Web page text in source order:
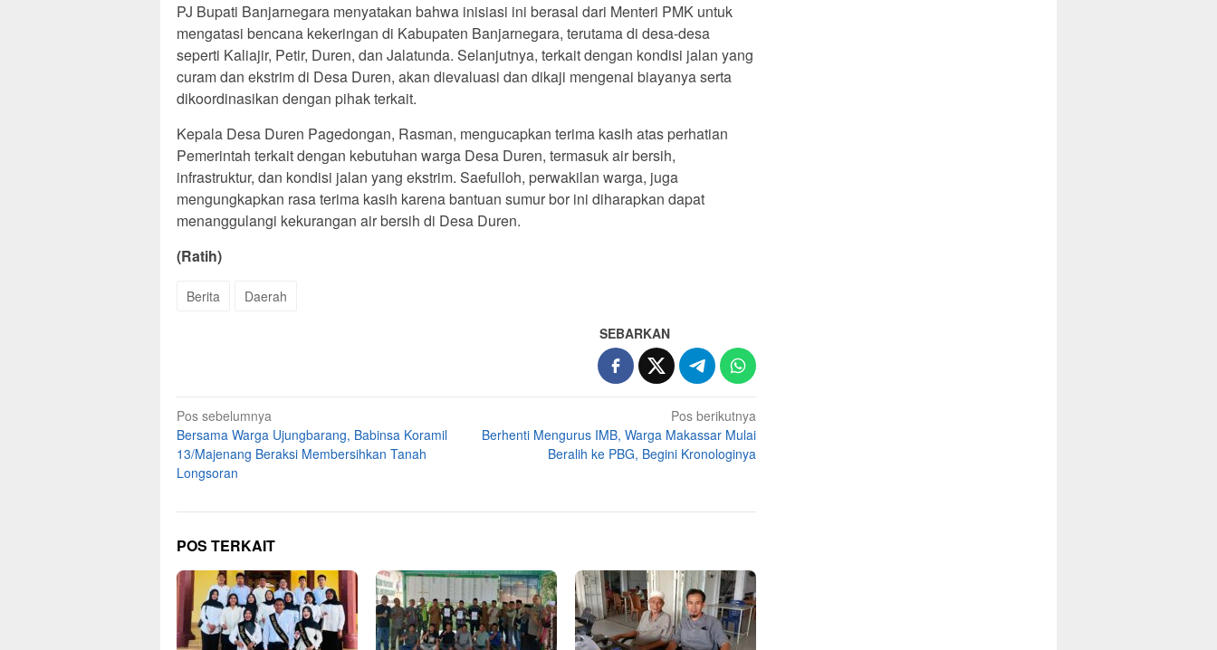
PJ Bupati Banjarnegara menyatakan bahwa inisiasi ini berasal dari Menteri PMK untuk
mengatasi bencana kekeringan di Kabupaten Banjarnegara, terutama di desa-desa
seperti Kaliajir, Petir, Duren, dan Jalatunda. Selanjutnya, terkait dengan kondisi jalan yang
curam dan ekstrim di Desa Duren, akan dievaluasi dan dikaji mengenai biayanya serta
dikoordinasikan dengan pihak terkait.
Kepala Desa Duren Pagedongan, Rasman, mengucapkan terima kasih atas perhatian
Pemerintah terkait dengan kebutuhan warga Desa Duren, termasuk air bersih,
infrastruktur, dan kondisi jalan yang ekstrim. Saefulloh, perwakilan warga, juga
mengungkapkan rasa terima kasih karena bantuan sumur bor ini diharapkan dapat
menanggulangi kekurangan air bersih di Desa Duren.
(Ratih)
Berita Daerah
SEBARKAN
Navigasi
pos
Pos sebelumnya
Bersama Warga Ujungbarang, Babinsa Koramil
13/Majenang Beraksi Membersihkan Tanah
Longsoran
Pos berikutnya
Berhenti Mengurus IMB, Warga Makassar Mulai
Beralih ke PBG, Begini Kronologinya
POS TERKAIT